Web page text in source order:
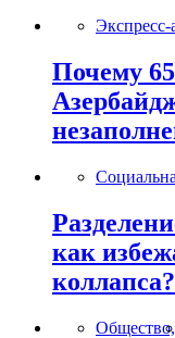
Экспресс-
Почему
как
коллапса?
Общество,